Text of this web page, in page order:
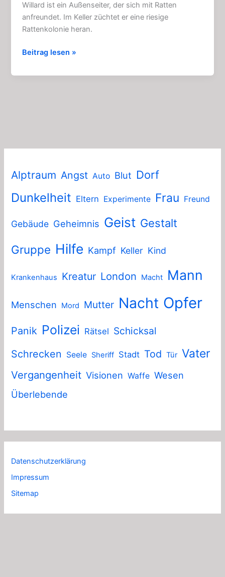
Alptraum Angst Auto Blut Dorf
Dunkelheit Eltern Experimente Frau Freund
Gebäude Geheimnis Geist Gestalt
Gruppe Hilfe Kampf Keller Kind
Krankenhaus Kreatur London Macht Mann
Menschen Mord Mutter Nacht Opfer
Panik Polizei Rätsel Schicksal
Schrecken
Seele Sheriff Stadt Tod Tür Vater
Vergangenheit Visionen Waffe Wesen
Überlebende
Datenschutzerklärung
Impressum
Sitemap
Willard ist ein Außenseiter, der sich mit Ratten
anfreundet. Im Keller züchtet er eine riesige
Rattenkolonie heran.
Willard
Spannender
Beitrag lesen »